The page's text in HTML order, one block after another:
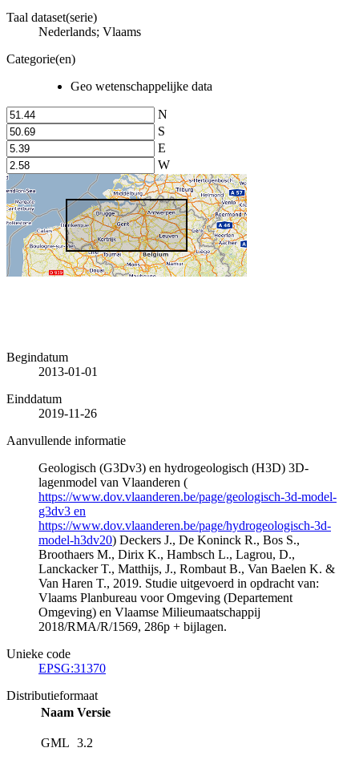
Taal dataset(serie)
Nederlands; Vlaams
Categorie(en)
Geo wetenschappelijke data
N
S
E
W
Begindatum
2013-01-01
Einddatum
2019-11-26
Aanvullende informatie
Geologisch (G3Dv3) en hydrogeologisch (H3D) 3D-
lagenmodel van Vlaanderen (
https://www.dov.vlaanderen.be/page/geologisch-3d-model-
g3dv3 en
https://www.dov.vlaanderen.be/page/hydrogeologisch-3d-
model-h3dv20) Deckers J., De Koninck R., Bos S.,
Broothaers M., Dirix K., Hambsch L., Lagrou, D.,
Lanckacker T., Matthijs, J., Rombaut B., Van Baelen K. &
Van Haren T., 2019. Studie uitgevoerd in opdracht van:
Vlaams Planbureau voor Omgeving (Departement
Omgeving) en Vlaamse Milieumaatschappij
2018/RMA/R/1569, 286p + bijlagen.
Unieke code
EPSG:31370
Distributieformaat
Naam Versie
GML 3.2